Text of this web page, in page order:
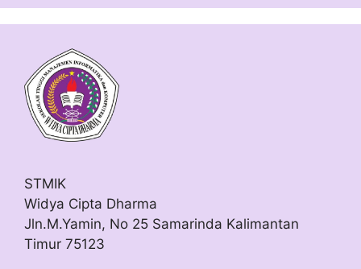
STMIK
Widya Cipta Dharma
Jln.M.Yamin, No 25 Samarinda Kalimantan
Timur 75123